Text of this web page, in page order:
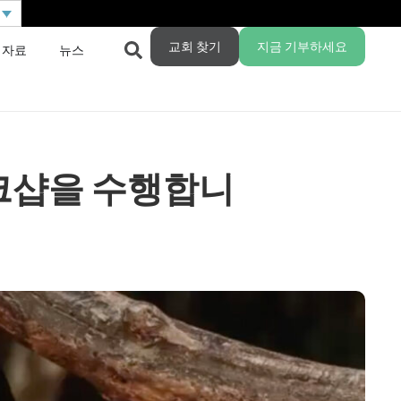
료 뉴스 교회 찾기 지금 기부하세요
을 수행합니